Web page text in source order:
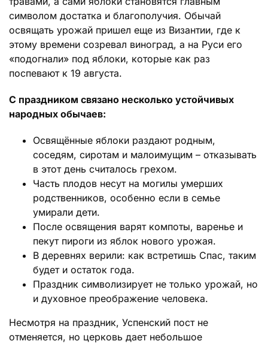
символом достатка и благополучия. Обычай
освящать урожай пришел еще из Византии, где к
этому времени созревал виноград, а на Руси его
«подогнали» под яблоки, которые как раз
поспевают к 19 августа.
С праздником связано несколько устойчивых
народных обычаев:
Освящённые яблоки раздают родным,
соседям, сиротам и малоимущим – отказывать
в этот день считалось грехом.
Часть плодов несут на могилы умерших
родственников, особенно если в семье
умирали дети.
После освящения варят компоты, варенье и
пекут пироги из яблок нового урожая.
В деревнях верили: как встретишь Спас, таким
будет и остаток года.
Праздник символизирует не только урожай, но
и духовное преображение человека.
Несмотря на праздник, Успенский пост не
отменяется, но церковь дает небольшое